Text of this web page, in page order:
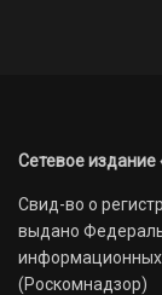
Сетевое издание
Свид-во о
выдано
информационных
(Роскомнадзор)